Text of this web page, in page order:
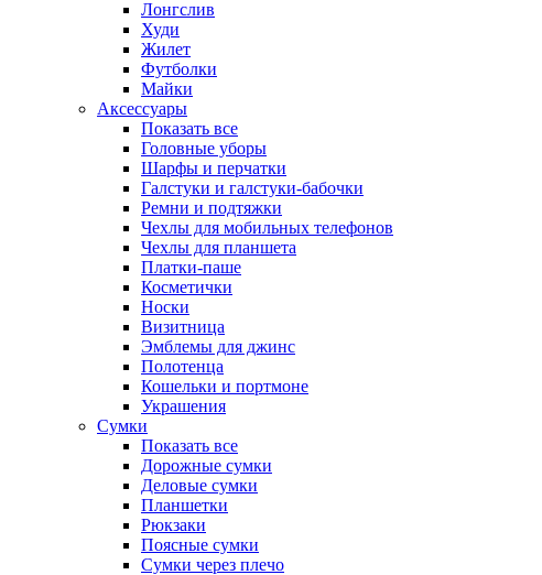
Лонгслив
Худи
Жилет
Футболки
Майки
Аксессуары
Показать все
Головные уборы
Шарфы и перчатки
Галстуки и галстуки-бабочки
Ремни и подтяжки
Чехлы для мобильных телефонов
Чехлы для планшета
Платки-паше
Косметички
Носки
Визитница
Эмблемы для джинс
Полотенца
Кошельки и портмоне
Украшения
Сумки
Показать все
Дорожные сумки
Деловые сумки
Планшетки
Рюкзаки
Поясные сумки
Сумки через плечо